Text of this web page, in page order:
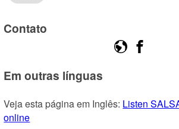
Contato
Em outras línguas
Veja esta página em Inglês: Listen
online